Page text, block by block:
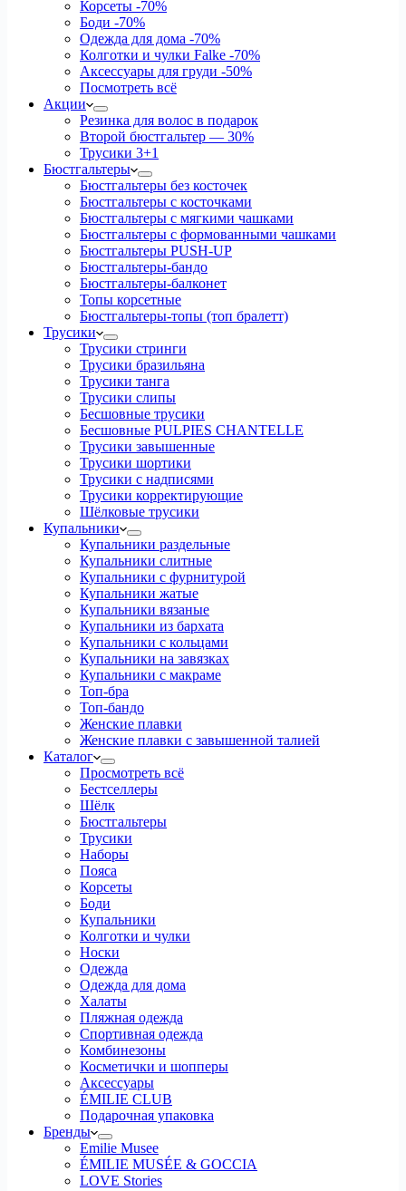
Корсеты -70%
Боди -70%
Одежда для дома -70%
Колготки и чулки Falke -70%
Аксессуары для груди -50%
Посмотреть всё
Акции
Резинка для волос в подарок
Второй бюстгальтер — 30%
Трусики 3+1
Бюстгальтеры
Бюстгальтеры без косточек
Бюстгальтеры с косточками
Бюстгальтеры с мягкими чашками
Бюстгальтеры с формованными чашками
Бюстгальтеры PUSH-UP
Бюстгальтеры-бандо
Бюстгальтеры-балконет
Топы корсетные
Бюстгальтеры-топы (топ бралетт)
Трусики
Трусики стринги
Трусики бразильяна
Трусики танга
Трусики слипы
Бесшовные трусики
Бесшовные PULPIES CHANTELLE
Трусики завышенные
Трусики шортики
Трусики с надписями
Трусики корректирующие
Шёлковые трусики
Купальники
Купальники раздельные
Купальники слитные
Купальники с фурнитурой
Купальники жатые
Купальники вязаные
Купальники из бархата
Купальники с кольцами
Купальники на завязках
Купальники с макраме
Топ-бра
Топ-бандо
Женские плавки
Женские плавки с завышенной талией
Каталог
Просмотреть всё
Бестселлеры
Шёлк
Бюстгальтеры
Трусики
Наборы
Пояса
Корсеты
Боди
Купальники
Колготки и чулки
Носки
Одежда
Одежда для дома
Халаты
Пляжная одежда
Спортивная одежда
Комбинезоны
Косметички и шопперы
Аксессуары
ÉMILIE CLUB
Подарочная упаковка
Бренды
Emilie Musee
ÉMILIE MUSÉE & GOCCIA
LOVE Stories